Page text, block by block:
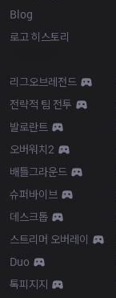
Blog
로고 히스토리
리그오브레전드
전략적 팀 전투
발로란트
오버워치2
배틀그라운드
슈퍼바이브
데스크톱
스트리머 오버레이
Duo
톡피지지